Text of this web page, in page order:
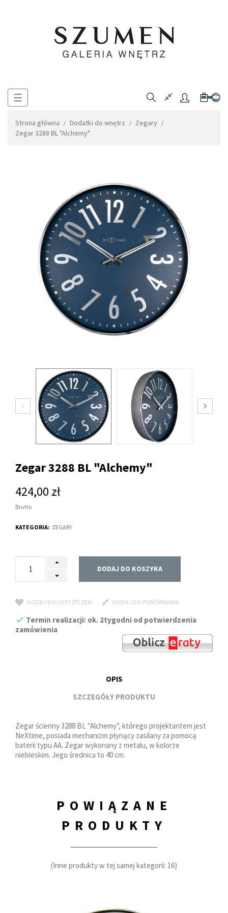
Toggle
☰ 0
Strona główna Dodatki do wnętrz
Zegary
Zegar 3288 BL "Alchemy"
Zegar 3288 BL "Alchemy"
424,00 zł
Brutto
KATEGORIA: ZEGARY
DODAJ DO KOSZYKA
DODAJ DO LISTY ŻYCZEŃ DODAJ DO PORÓWNANIA
Termin realizacji: ok. 2tygodni od potwierdzenia
zamówienia
OPIS
SZCZEGÓŁY PRODUKTU
Zegar ścienny 3288 BL "Alchemy", którego projektantem jest
NeXtime, posiada mechanizm płynący zasilany za pomocą
baterii typu AA. Zegar wykonany z metalu, w kolorze
niebieskim. Jego średnica to 40 cm.
POWIĄZANE
PRODUKTY
(Inne produkty w tej samej kategorii: 16)